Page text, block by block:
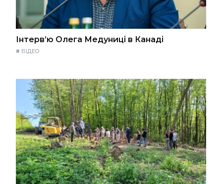
Інтерв’ю Олега Медуниці в Канаді
# ВІДЕО